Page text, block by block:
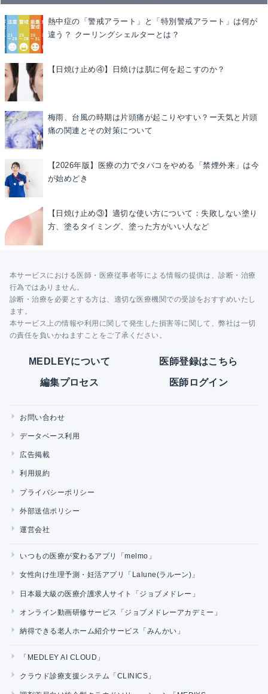
熱中症の「警戒アラート」と「特別警戒アラート」は何が
違う？ クーリングシェルターとは？
【日焼け止め④】日焼けは肌に何を起こすのか？
梅雨、台風の時期は片頭痛が起こりやすい？ー天気と片頭
痛の関連とその対策について
【2026年版】医療の力でタバコをやめる「禁煙外来」は今
が始めどき
【日焼け止め③】適切な使い方について：失敗しない塗り
方、塗るタイミング、塗った方がいい人など
本サービスにおける医師・医療従事者等による情報の提供は、診断・治療
行為ではありません。
診断・治療を必要とする方は、適切な医療機関での受診をおすすめいたし
ます。
本サービス上の情報や利用に関して発生した損害等に関して、弊社は一切
の責任を負いかねますことをご了承ください。
MEDLEYについて 医師登録はこちら
編集プロセス 医師ログイン
お問い合わせ
データベース利用
広告掲載
利用規約
プライバシーポリシー
外部送信ポリシー
運営会社
いつもの医療が変わるアプリ「melmo」
女性向け生理予測・妊活アプリ「Lalune(ラルーン)」
日本最大級の医療介護求人サイト「ジョブメドレー」
オンライン動画研修サービス「ジョブメドレーアカデミー」
納得できる老人ホーム紹介サービス「みんかい」
「MEDLEY AI CLOUD」
クラウド診療支援システム「CLINICS」